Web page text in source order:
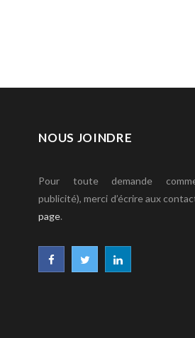
NOUS JOINDRE
Pour toute demande
publicité), merci d’écrire aux
page.
T L